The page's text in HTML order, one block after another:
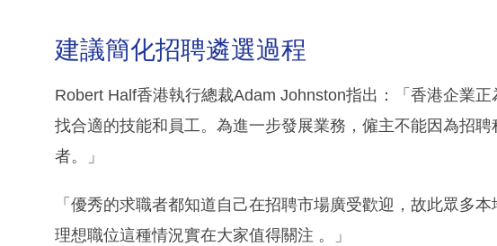
建議簡化招聘遴選過程
Robert Half香港執行總裁Adam Johnston指出：「香港企業
找合適的技能和員工。為進一步發展業務，僱主不能因為招
者。」
「優秀的求職者都知道自己在招聘市場廣受歡迎，故此眾多
理想職位這種情況實在大家值得關注 。」